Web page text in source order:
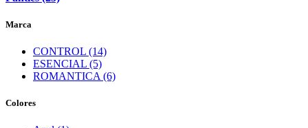
Marca
CONTROL (14)
ESENCIAL (5)
ROMANTICA (6)
Colores